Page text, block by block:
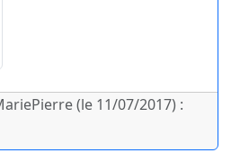
(le 11/07/2017) :